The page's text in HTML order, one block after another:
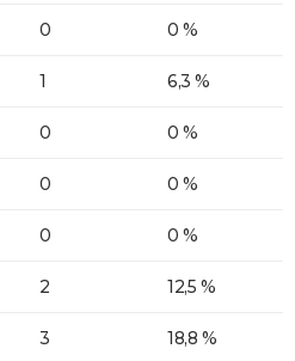
0 0 %
1 6,3 %
0 0 %
0 0 %
0 0 %
2 12,5 %
3 18,8 %